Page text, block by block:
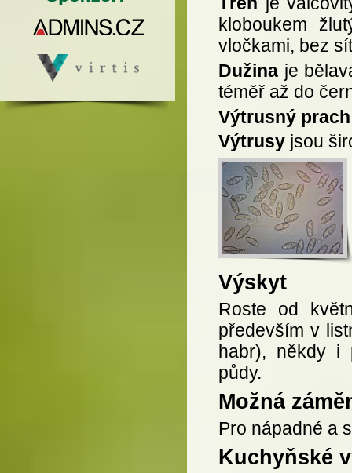
kloboukem
vločkami, bez
Dužina je
téměř až do
Výtrusný prach
Výtrusy jsou
Výskyt
Roste od
především v
habr), někdy i
půdy.
Možná
Pro nápadné a
Kuchyňské